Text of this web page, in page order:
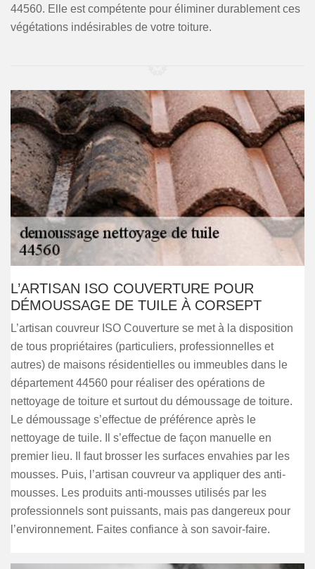
44560. Elle est compétente pour éliminer durablement ces
végétations indésirables de votre toiture.
L’ARTISAN ISO COUVERTURE POUR
DÉMOUSSAGE DE TUILE À CORSEPT
L’artisan couvreur ISO Couverture se met à la disposition
de tous propriétaires (particuliers, professionnelles et
autres) de maisons résidentielles ou immeubles dans le
département 44560 pour réaliser des opérations de
nettoyage de toiture et surtout du démoussage de toiture.
Le démoussage s’effectue de préférence après le
nettoyage de tuile. Il s’effectue de façon manuelle en
premier lieu. Il faut brosser les surfaces envahies par les
mousses. Puis, l’artisan couvreur va appliquer des anti-
mousses. Les produits anti-mousses utilisés par les
professionnels sont puissants, mais pas dangereux pour
l’environnement. Faites confiance à son savoir-faire.